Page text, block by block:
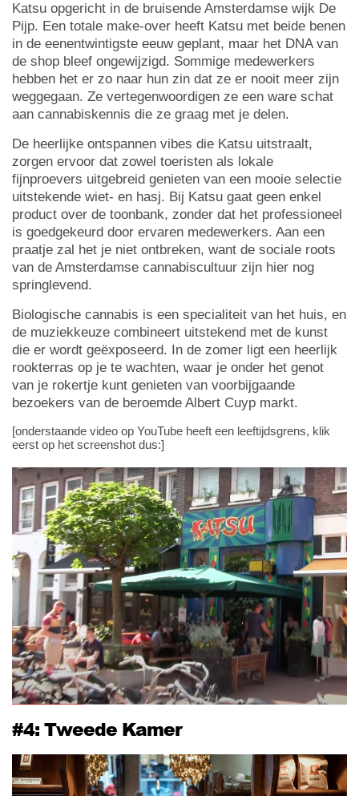
Katsu opgericht in de bruisende Amsterdamse wijk De
Pijp. Een totale make-over heeft Katsu met beide benen
in de eenentwintigste eeuw geplant, maar het DNA van
de shop bleef ongewijzigd. Sommige medewerkers
hebben het er zo naar hun zin dat ze er nooit meer zijn
weggegaan. Ze vertegenwoordigen ze een ware schat
aan cannabiskennis die ze graag met je delen.
De heerlijke ontspannen vibes die Katsu uitstraalt,
zorgen ervoor dat zowel toeristen als lokale
fijnproevers uitgebreid genieten van een mooie selectie
uitstekende wiet- en hasj. Bij Katsu gaat geen enkel
product over de toonbank, zonder dat het professioneel
is goedgekeurd door ervaren medewerkers. Aan een
praatje zal het je niet ontbreken, want de sociale roots
van de Amsterdamse cannabiscultuur zijn hier nog
springlevend.
Biologische cannabis is een specialiteit van het huis, en
de muziekkeuze combineert uitstekend met de kunst
die er wordt geëxposeerd. In de zomer ligt een heerlijk
rookterras op je te wachten, waar je onder het genot
van je rokertje kunt genieten van voorbijgaande
bezoekers van de beroemde Albert Cuyp markt.
[onderstaande video op YouTube heeft een leeftijdsgrens, klik
eerst op het screenshot dus:]
#4: Tweede Kamer